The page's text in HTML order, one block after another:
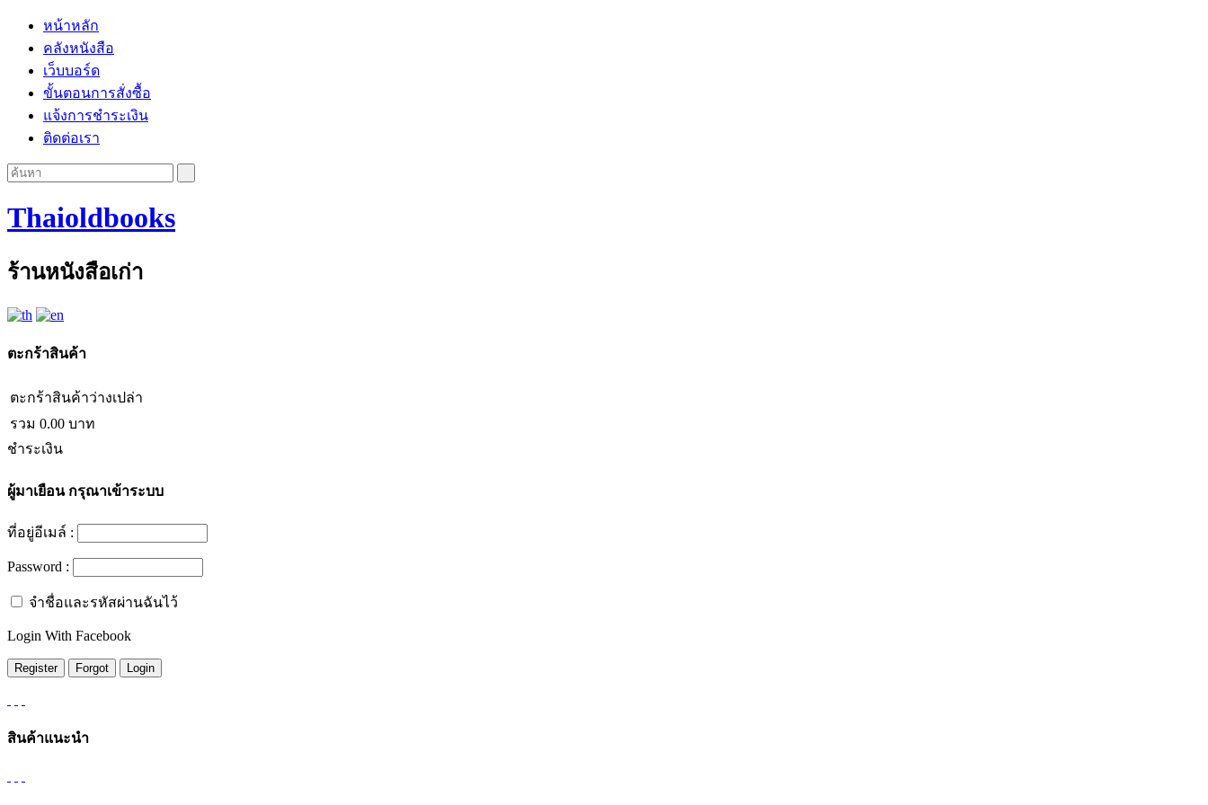
หน้าหลัก
คลังหนังสือ
เว็บบอร์ด
ขั้นตอนการสั่งซื้อ
แจ้งการชำระเงิน
ติดต่อเรา
Thaioldbooks
ร้านหนังสือเก่า
ตะกร้าสินค้า
ตะกร้าสินค้าว่างเปล่า
รวม 0.00 บาท
ชำระเงิน
ผู้มาเยือนกรุณาเข้าระบบ
ที่อยู่อีเมล์ :
Password :
จำชื่อและรหัสผ่านฉันไว้
Login With Facebook
สินค้าแนะนำ